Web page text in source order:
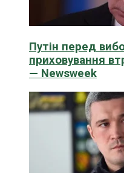
Путін перед
приховування
— Newsweek